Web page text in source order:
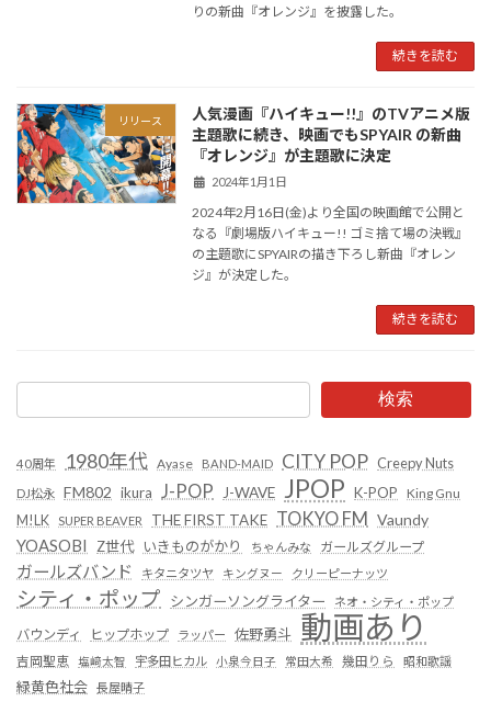
りの新曲『オレンジ』を披露した。
続きを読む
リリース
人気漫画『ハイキュー!!』のTVアニメ版
主題歌に続き、映画でもSPYAIR の新曲
『オレンジ』が主題歌に決定
2024年1月1日
2024年2月16日(金)より全国の映画館で公開と
なる『劇場版ハイキュー!! ゴミ捨て場の決戦』
の主題歌にSPYAIRの描き下ろし新曲『オレン
ジ』が決定した。
続きを読む
検索
40周年 1980年代 Ayase BAND-MAID CITY POP Creepy Nuts
DJ松永 FM802 ikura J-POP J-WAVE JPOP K-POP
King Gnu
M!LK
SUPER BEAVER THE FIRST TAKE TOKYO FM Vaundy
YOASOBI Z世代 いきものがかり ちゃんみな ガールズグループ
ガールズバンド キタニタツヤ キングヌー クリーピーナッツ
シティ・ポップ シンガーソングライター ネオ・シティ・ポップ
バウンディ ヒップホップ ラッパー 佐野勇斗 動画あり
吉岡聖恵 塩﨑太智 宇多田ヒカル 小泉今日子 常田大希 幾田りら 昭和歌謡
緑黄色社会 長屋晴子